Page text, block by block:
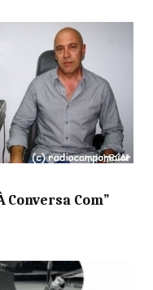
Conversa Com”